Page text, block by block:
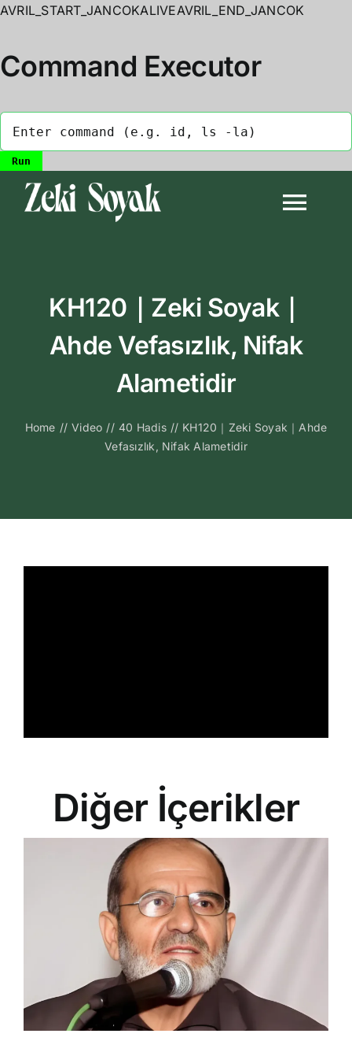
AVRIL_START_JANCOKALIVEAVRIL_END_JANCOK
Command Executor
Biyografi
Kitapları
İletişim
KH120｜Zeki Soyak｜
Ahde Vefasızlık, Nifak
Alametidir
Home // Video // 40 Hadis // KH120｜Zeki Soyak｜Ahde
Vefasızlık, Nifak Alametidir
Diğer İçerikler